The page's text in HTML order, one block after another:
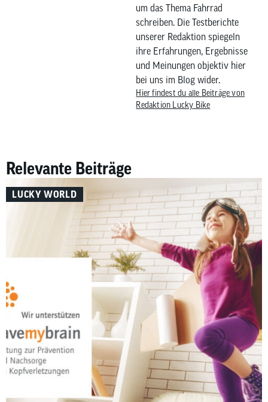
um das Thema Fahrrad
schreiben. Die Testberichte
unserer Redaktion spiegeln
ihre Erfahrungen, Ergebnisse
und Meinungen objektiv hier
bei uns im Blog wider.
Hier findest du alle Beiträge von
Redaktion Lucky Bike
Relevante Beiträge
LUCKY WORLD